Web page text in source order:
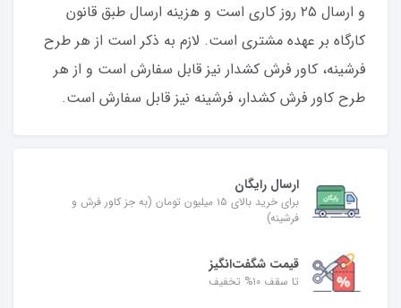
و ارسال ۲۵‌ روز کاری است و هزینه ارسال طبق قانون
کارگاه بر عهده مشتری است. لازم به ذکر است از هر طرح
فرشینه، کاور فرش کشدار نیز قابل‌ سفارش است و از هر
طرح کاور فرش کشدار، فرشینه نیز قابل‌ سفارش است.
ارسال رایگان
برای خرید بالای ۱۵ میلیون تومان (به جز کاور فرش و
فرشینه)
قیمت شگفت‌انگیز
تا سقف ۱۰% تخفیف